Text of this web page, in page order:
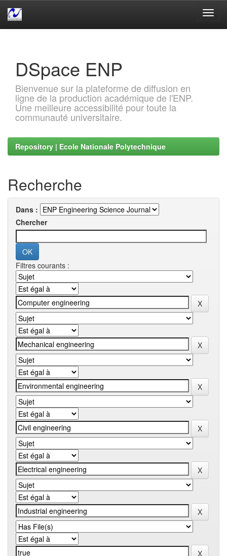
DSpace ENP
Bienvenue sur la plateforme de diffusion en
ligne de la production académique de l'ENP.
Une meilleure accessibilité pour toute la
communauté universitaire.
Repository | Ecole Nationale Polytechnique
Recherche
Dans :
Chercher
Filtres courants :